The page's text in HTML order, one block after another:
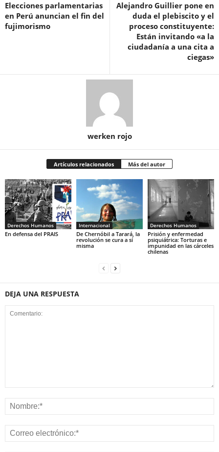
Elecciones parlamentarias
en Perú anuncian el fin del
fujimorismo
Alejandro Guillier pone en
duda el plebiscito y el
proceso constituyente:
Están invitando «a la
ciudadanía a una cita a
ciegas»
werken rojo
Artículos relacionados Más del autor
Derechos Humanos
En defensa del PRAIS
Internacional
De Chernóbil a Tarará, la
revolución se cura a sí
misma
Derechos Humanos
Prisión y enfermedad
psiquiátrica: Torturas e
impunidad en las cárceles
chilenas
DEJA UNA RESPUESTA